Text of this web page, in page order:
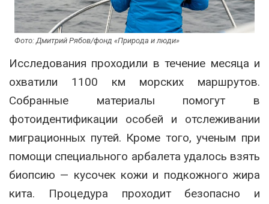
Фото: Дмитрий Рябов/фонд «Природа и люди»
Исследования проходили в течение месяца и
охватили 1100 км морских маршрутов.
Собранные материалы помогут в
фотоидентификации особей и отслеживании
миграционных путей. Кроме того, ученым при
помощи специального арбалета удалось взять
биопсию — кусочек кожи и подкожного жира
кита. Процедура проходит безопасно и